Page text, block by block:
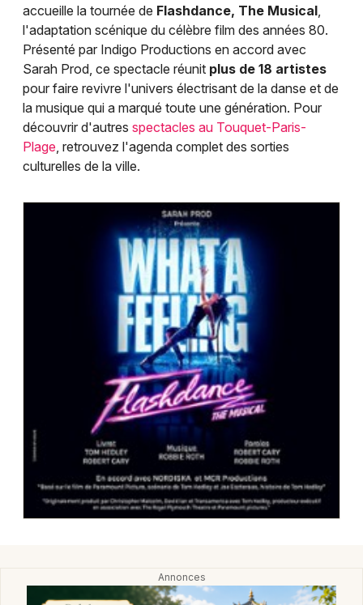
62 - Pas-de-Calais
Choisir mes départements
Je m'abonne
accueille la tournée de Flashdance, The Musical,
l'adaptation scénique du célèbre film des années 80.
Présenté par Indigo Productions en accord avec
Sarah Prod, ce spectacle réunit plus de 18 artistes
pour faire revivre l'univers électrisant de la danse et de
la musique qui a marqué toute une génération. Pour
découvrir d'autres spectacles au Touquet-Paris-
Plage, retrouvez l'agenda complet des sorties
culturelles de la ville.